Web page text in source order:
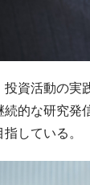
投資活動の実
続的な研究発
している。